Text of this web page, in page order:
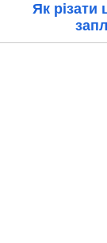
Як різати